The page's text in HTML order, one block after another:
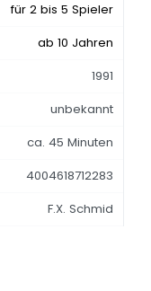
für 2 bis 5 Spieler
ab 10 Jahren
1991
unbekannt
ca. 45 Minuten
4004618712283
F.X. Schmid